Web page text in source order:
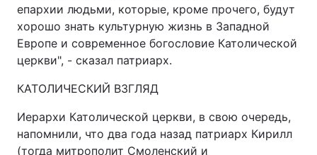
епархии людьми, которые, кроме прочего, будут
хорошо знать культурную жизнь в Западной
Европе и современное богословие Католической
церкви", - сказал патриарх.
КАТОЛИЧЕСКИЙ ВЗГЛЯД
Иерархи Католической церкви, в свою очередь,
напомнили, что два года назад патриарх Кирилл
(тогда митрополит Смоленский и